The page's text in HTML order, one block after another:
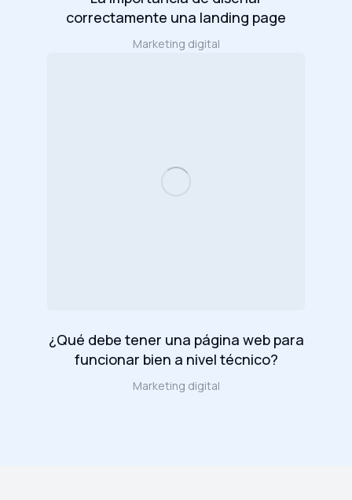
correctamente una landing page
Marketing digital
¿Qué debe tener una página web para
funcionar bien a nivel técnico?
Marketing digital